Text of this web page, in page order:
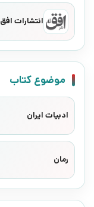
انتشارات افق
موضوع کتاب
ادبیات ایران
رمان